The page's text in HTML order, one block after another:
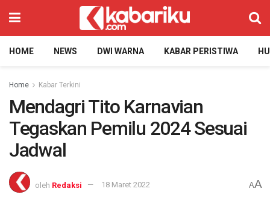
HOME NEWS DWI WARNA KABAR PERISTIWA
Home Kabar Terkini
Mendagri Tito Karnavian
Tegaskan Pemilu 2024 Sesuai
Jadwal
oleh Redaksi 18 Maret 2022 AA